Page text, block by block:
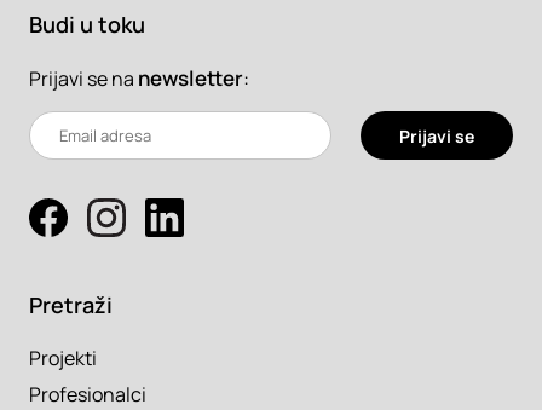
Budi u toku
Prijavi se na newsletter:
Prijavi se
Pretraži
Projekti
Profesionalci